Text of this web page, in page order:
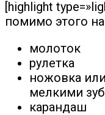
[highlight
помимо этого
молоток
рулетка
ножовка
мелкими
карандаш